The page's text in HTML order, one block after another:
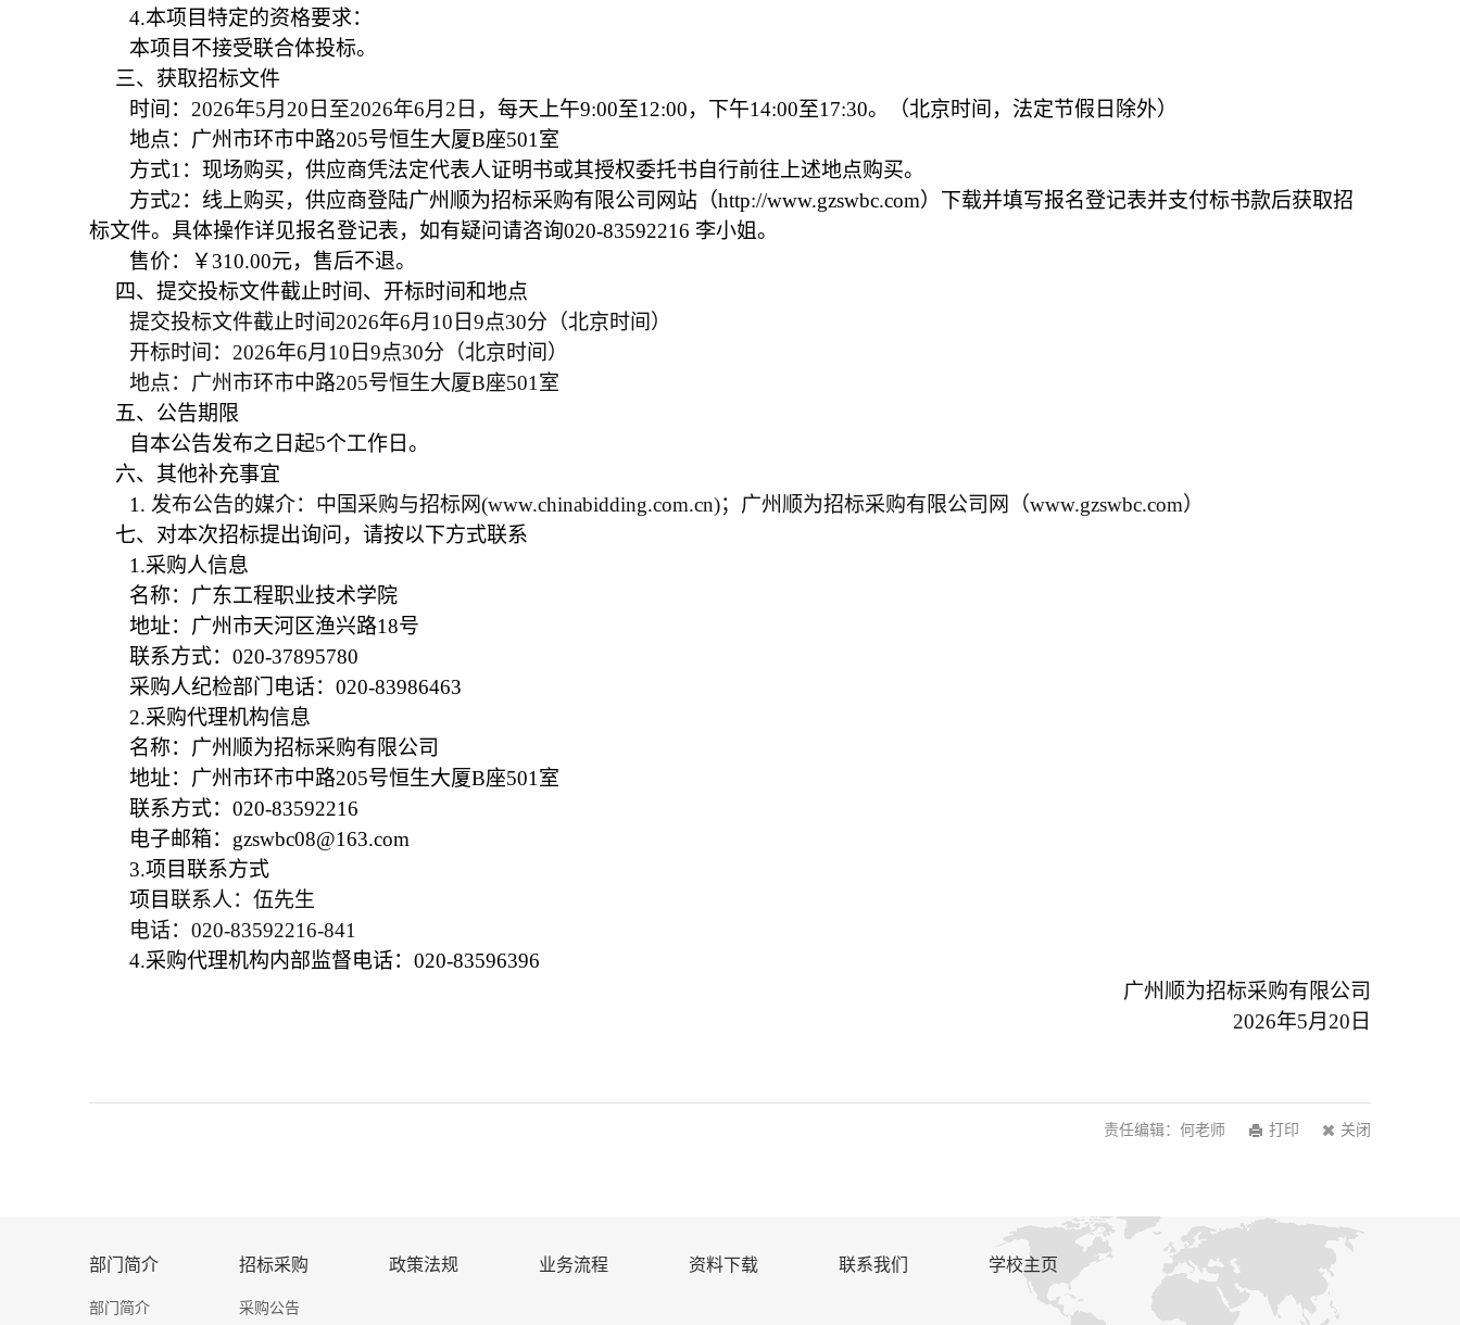
4.本项目特定的资格要求：
本项目不接受联合体投标。
三、获取招标文件
时间： 2026年5月20日至2026年6月2日 ，每天上午9:00至12:00，下午14:00至17:30。（北京时间，法定节假日除外）
地点：广州市环市中路205号恒生大厦B座501室
方式1：现场购买，供应商凭法定代表人证明书或其授权委托书自行前往上述地点购买。
方式2： 线上购买，供应商登陆广州顺为招标采购有限公司网站（http://www.gzswbc.com）下载并填写报名登记表并支付标书款后获取招
标文件。 具体操作详见报名登记表，如有疑问请咨询020-83592216 李小姐。
售价：
￥310.00元，售后不退。
四、提交投标文件截止时间、开标时间和地点
提交投标文件截止时间2026年6月10日9点30分（北京时间）
开标时间：2026年6月10日9点30分（北京时间）
地点：广州市环市中路205号恒生大厦B座501室
五、公告期限
自本公告发布之日起5个工作日。
六、其他补充事宜
1. 发布公告的媒介：中国采购与招标网(www.chinabidding.com.cn)；广州顺为招标采购有限公司网（www.gzswbc.com）
七、对本次招标提出询问，请按以下方式联系
1.采购人信息
名称：广东工程职业技术学院
地址：广州市天河区渔兴路18号
联系方式：020-37895780
采购人纪检部门电话：020-83986463
2.采购代理机构信息
名称：广州顺为招标采购有限公司
地址：广州市环市中路205号恒生大厦B座501室
联系方式： 020-83592216
电子邮箱：gzswbc08@163.com
3.项目联系方式
项目联系人： 伍先生
电话： 020-83592216-841
4.采购代理机构内部监督电话：020-83596396
广州顺为招标采购有限公司
2026年5月20日
关闭
打印
责任编辑：何老师
部门简介
部门简介
招标采购
采购公告
政策法规 业务流程 资料下载 联系我们 学校主页